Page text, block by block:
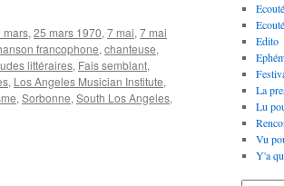
mars, 25 mars 1970, 7 mai, 7 mai
francophone, chanteuse,
littéraires, Fais semblant,
, Los Angeles Musician Institute,
, Sorbonne, South Los Angeles,
Edito
La
Lu
Vu
Y'a